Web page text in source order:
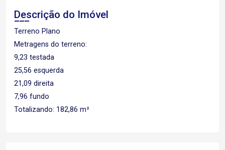
Descrição do Imóvel
Terreno Plano
Metragens do terreno:
9,23 testada
25,56 esquerda
21,09 direita
7,96 fundo
Totalizando: 182,86 m²